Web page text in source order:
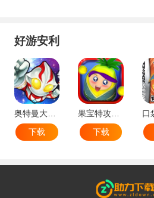
好游安利
奥特曼大战小怪兽
下载
下载